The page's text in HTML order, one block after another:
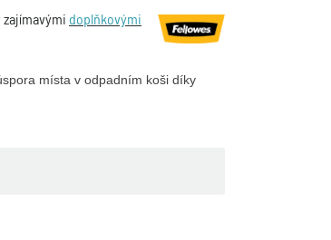
zajímavými doplňkovými
místa v odpadním koši díky